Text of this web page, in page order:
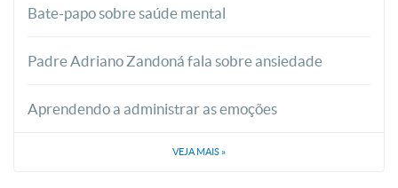
Bate-papo sobre saúde mental
Padre Adriano Zandoná fala sobre ansiedade
Aprendendo a administrar as emoções
VEJA MAIS »